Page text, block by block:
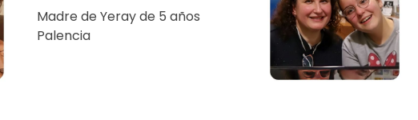
Madre de Yeray de 5 años
Palencia